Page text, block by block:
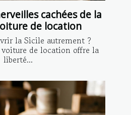
cachées de la
de location
la Sicile autrement ?
de location offre la
liberté...